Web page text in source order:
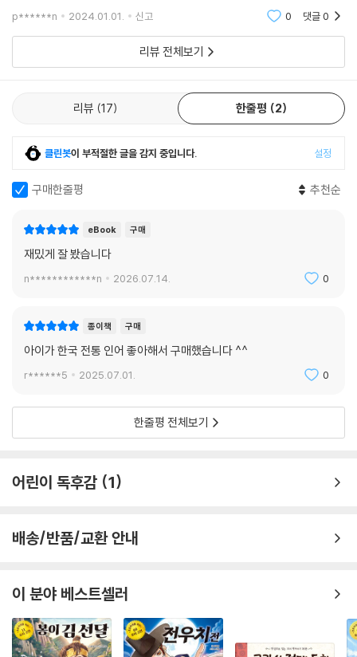
을 앞에 있는 바위에서 쉬는 것을 좋아했습니다. 어느 날, 가오리의 공격에
8. 인천 | 장봉도 어부와 인어
한 마리도 잡지 못하고 허탕만 쳤습니다. 그러던 어느 날 최씨는 인어 하나
를 낚아 올립니다. 그는 인어의 눈물에서 자식을 기다릴 부모의 마음을 생
각하게 됩니다.
9. 평양 | 비구니 낭간
평양 남문 밖에 이진수라는 어부가 살았습니다. 어느 날 바다가 갈라지며
날, 여인은 선물이라며 이진수에게 인어 고기를 주었습니다.
10. 『자산어보』 | 인어도감
쓰게 됩니다.
금도 책장 손 닿는 칸에 두고 자주자주 들춰보더라고요.지금 시기에는 독
서에 대한 아이의 흥미
p******n 2024.01.01. 신고 0 댓글0
리뷰 전체보기
리뷰 17 한줄평 2
클린봇이 부적절한 글을 감지 중입니다. 설정
구매한줄평 추천순
eBook 구매
재밌게 잘 봤습니다
n************n 2026.07.14. 0
종이책 구매
아이가 한국 전통 인어 좋아해서 구매했습니다 ^^
r******5 2025.07.01. 0
한줄평 전체보기
어린이 독후감 1
배송/반품/교환 안내
이 분야 베스트셀러